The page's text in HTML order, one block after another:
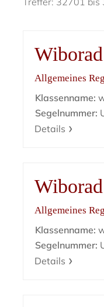
Wiborad
Allgemeines
Klassenname:
Segelnummer:
Details
Wiborad
Allgemeines
Klassenname:
Segelnummer:
Details